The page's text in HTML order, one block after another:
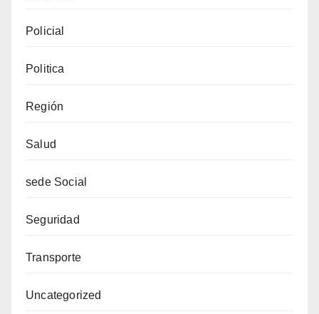
Policial
Politica
Región
Salud
sede Social
Seguridad
Transporte
Uncategorized